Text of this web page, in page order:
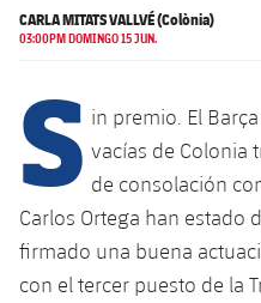
Comisiones y órganos
Centro de
plusicon
más
Instalaciones
CARLA MITATS VALLVÉ (Colònia)
03:00PM DOMINGO 15 JUN.
S in premio. El
vacías de Colonia
de consolación
Carlos Ortega han estado
firmado una buena
con el tercer puesto de la